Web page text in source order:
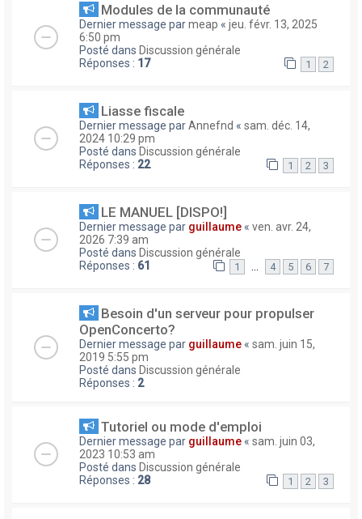
Modules de la communauté
Dernier message parmeap « jeu. févr. 13, 2025
6:50 pm
Posté dans Discussion générale
Réponses : 17 1 2
Liasse fiscale
Dernier message parAnnefnd « sam. déc. 14,
2024 10:29 pm
Posté dans Discussion générale
Réponses : 22 1 2 3
LE MANUEL [DISPO!]
Dernier message par guillaume « ven. avr. 24,
2026 7:39 am
Posté dans Discussion générale
Réponses : 61 1 … 4 5 6 7
Besoin d'un serveur pour propulser
OpenConcerto?
Dernier message par guillaume « sam. juin 15,
2019 5:55 pm
Posté dans Discussion générale
Réponses : 2
Tutoriel ou mode d'emploi
Dernier message par guillaume « sam. juin 03,
2023 10:53 am
Posté dans Discussion générale
Réponses : 28 1 2 3